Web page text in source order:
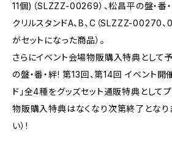
11個)（SLZZZ-00269）、松昌平の盤・番
クリルスタンドA、B、C（SLZZZ-00270、
がセットになった商品）。
さらにイベント会場物販購入特典として
の盤・番・絆! 第13回、第14回 イベント
ド」全4種をグッズセット通販特典として
物販購入特典はなくなり次第終了となり
い）!